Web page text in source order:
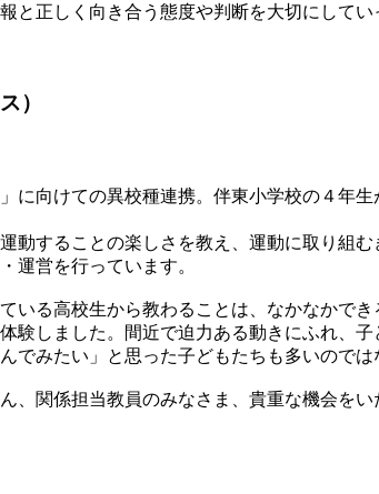
と正しく向き合う態度や判断を大切にしてい
）
に向けての異校種連携。伴東小学校の４年
動することの楽しさを教え、運動に取り組
運営を行っています。
いる高校生から教わることは、なかなかで
験しました。間近で迫力ある動きにふれ、
でみたい」と思った子どもたちも多いのでは
、関係担当教員のみなさま、貴重な機会をい